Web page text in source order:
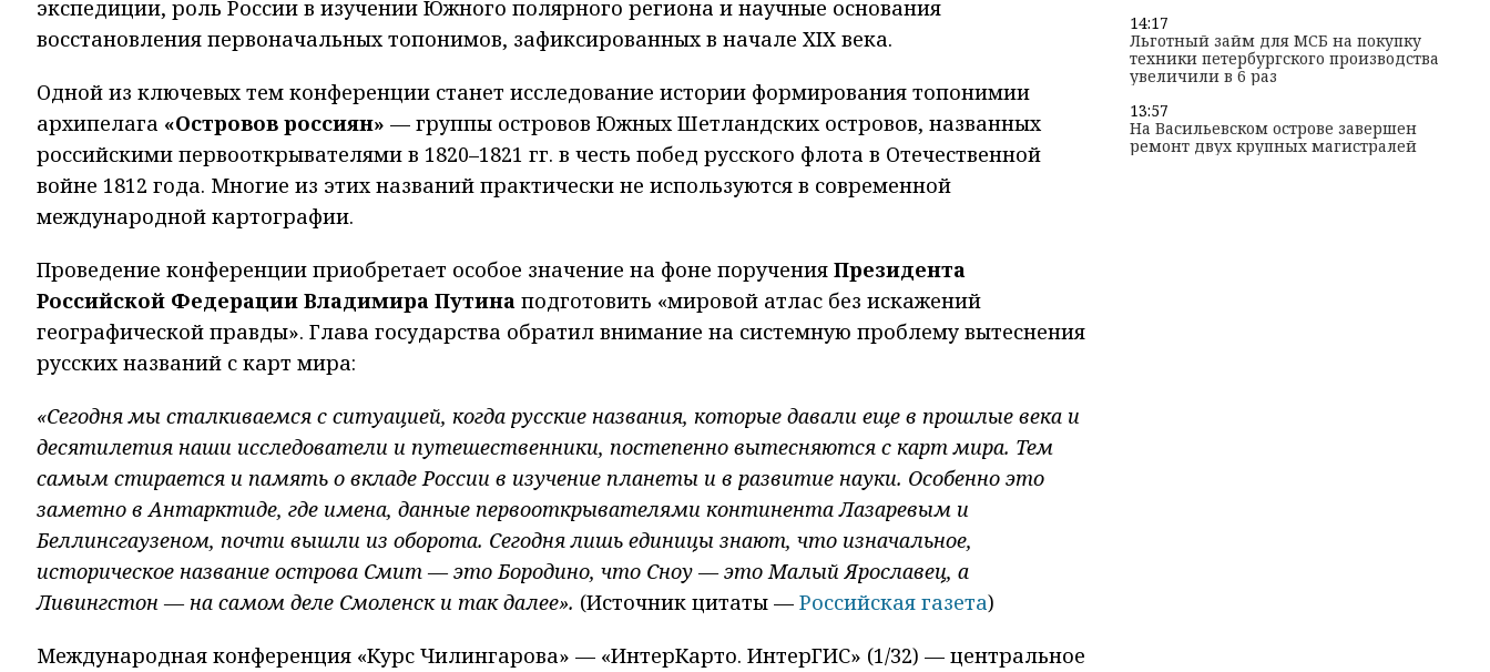
экспедиции, роль России в изучении Южного полярного региона и научные основания
восстановления первоначальных топонимов, зафиксированных в начале XIX века.
Одной из ключевых тем конференции станет исследование истории формирования топонимии
архипелага «Островов россиян» — группы островов Южных Шетландских островов, названных
российскими первооткрывателями в 1820–1821 гг. в честь побед русского флота в Отечественной
войне 1812 года. Многие из этих названий практически не используются в современной
международной картографии.
Проведение конференции приобретает особое значение на фоне поручения Президента
Российской Федерации Владимира Путина подготовить «мировой атлас без искажений
географической правды». Глава государства обратил внимание на системную проблему вытеснения
русских названий с карт мира:
«Сегодня мы сталкиваемся с ситуацией, когда русские названия, которые давали еще в прошлые века и
десятилетия наши исследователи и путешественники, постепенно вытесняются с карт мира. Тем
самым стирается и память о вкладе России в изучение планеты и в развитие науки. Особенно это
заметно в Антарктиде, где имена, данные первооткрывателями континента Лазаревым и
Беллинсгаузеном, почти вышли из оборота. Сегодня лишь единицы знают, что изначальное,
историческое название острова Смит — это Бородино, что Сноу — это Малый Ярославец, а
Ливингстон — на самом деле Смоленск и так далее». (Источник цитаты — Российская газета)
Международная конференция «Курс Чилингарова» — «ИнтерКарто. ИнтерГИС» (1/32) — центральное
14:17
Льготный займ для МСБ на покупку
техники петербургского производства
увеличили в 6 раз
13:57
На Васильевском острове завершен
ремонт двух крупных магистралей